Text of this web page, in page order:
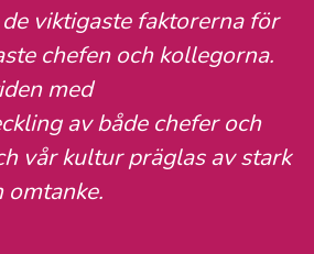
viktigaste faktorerna för
chefen och kollegorna.
med
av både chefer och
vår kultur präglas av stark
omtanke.